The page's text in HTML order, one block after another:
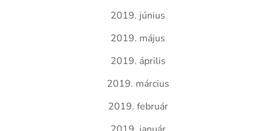
2019. június
2019. május
2019. április
2019. március
2019. február